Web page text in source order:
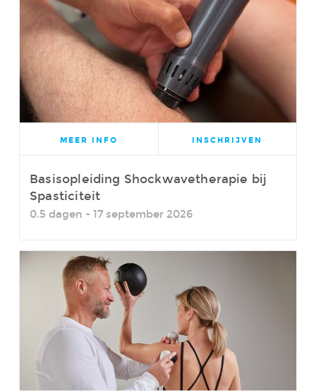
MEER INFO INSCHRIJVEN
Basisopleiding Shockwavetherapie bij
Spasticiteit
0.5 dagen - 17 september 2026